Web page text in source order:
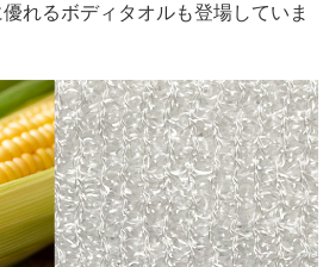
れるボディタオルも登場していま